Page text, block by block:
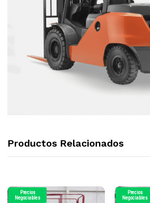
Productos Relacionados
Precios
Negociables
Precios
Negociables